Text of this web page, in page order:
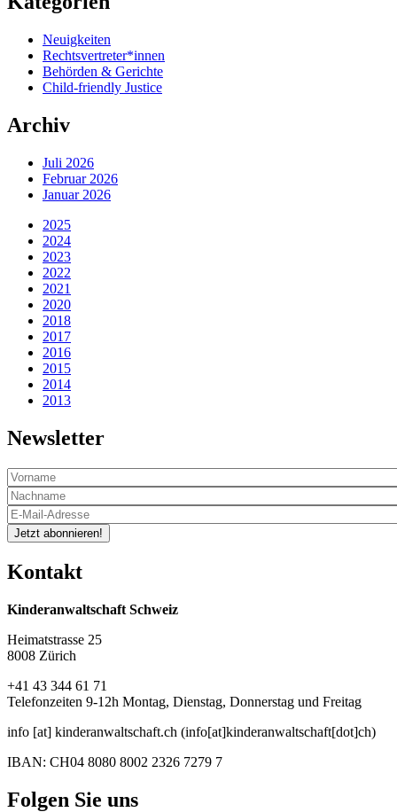
Neuigkeiten
Rechtsvertreter*innen
Behörden & Gerichte
Child-friendly Justice
Archiv
Juli 2026
Februar 2026
Januar 2026
2025
2024
2023
2022
2021
2020
2018
2017
2016
2015
2014
2013
Newsletter
Jetzt abonnieren!
Kontakt
Kinderanwaltschaft Schweiz
Heimatstrasse 25
8008 Zürich
+41 43 344 61 71
Telefonzeiten 9-12h Montag, Dienstag, Donnerstag und Freitag
info [at] kinderanwaltschaft.ch (info[at]kinderanwaltschaft[dot]ch)
IBAN: CH04 8080 8002 2326 7279 7
Folgen Sie uns